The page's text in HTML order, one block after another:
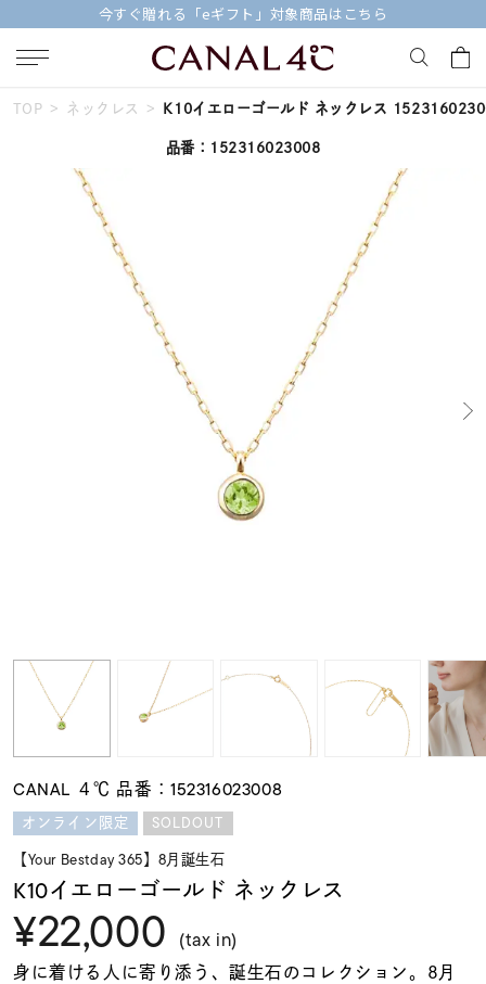
今すぐ贈れる「eギフト」対象商品はこちら
キーワードで検索する
人気検索キーワード
#くまのプーさん #エタニティ
誕生石
石の色
ファッションテイス
ト
着用シーン
TOP ネックレス K10イエローゴールド ネックレス
品番：152316023008
CANAL ４℃ 品番：152316023008
オンライン限定
SOLDOUT
【Your Bestday 365】8月誕生石
K10イエローゴールド ネックレス
¥22,000 (tax in)
身に着ける人に寄り添う、誕生石のコレクション。8月